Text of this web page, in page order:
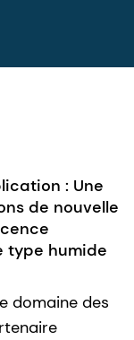
: Une
de nouvelle
type humide
domaine des